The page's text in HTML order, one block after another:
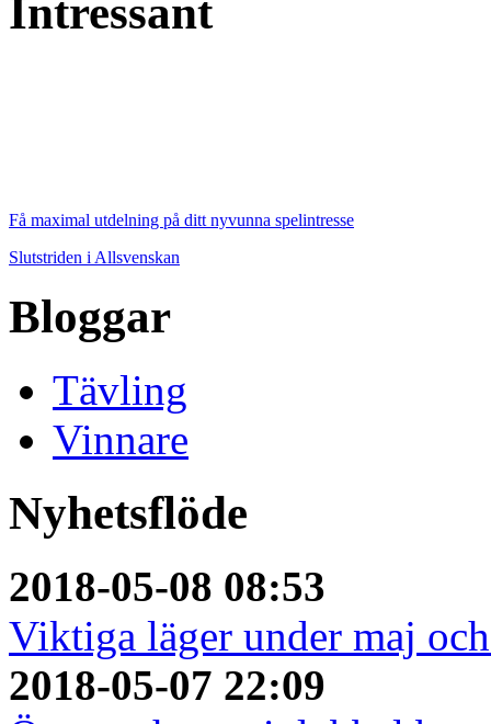
Intressant
Få maximal utdelning på ditt nyvunna spelintresse
Slutstriden i Allsvenskan
Bloggar
Tävling
Vinnare
Nyhetsflöde
2018-05-08 08:53
Viktiga läger under maj
2018-05-07 22:09